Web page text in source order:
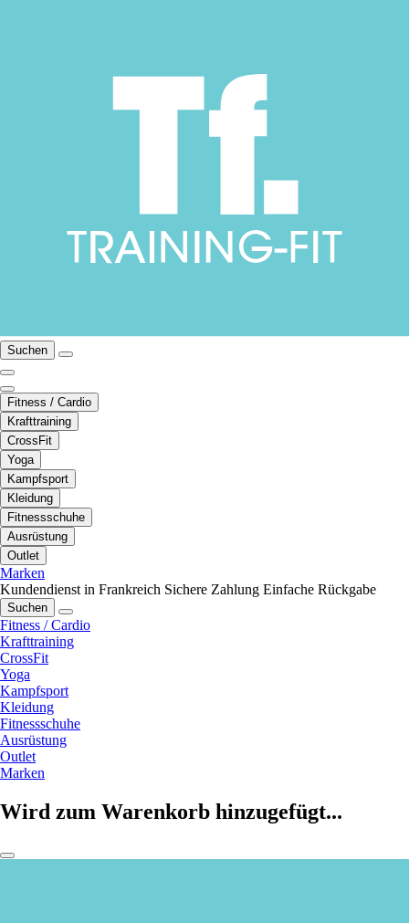
Suchen
Fitness / Cardio
Krafttraining
CrossFit
Yoga
Kampfsport
Kleidung
Fitnessschuhe
Ausrüstung
Outlet
Marken
Kundendienst in Frankreich Sichere Zahlung Einfache Rückgabe
Suchen
Fitness / Cardio
Krafttraining
CrossFit
Yoga
Kampfsport
Kleidung
Fitnessschuhe
Ausrüstung
Outlet
Marken
Wird zum Warenkorb hinzugefügt...